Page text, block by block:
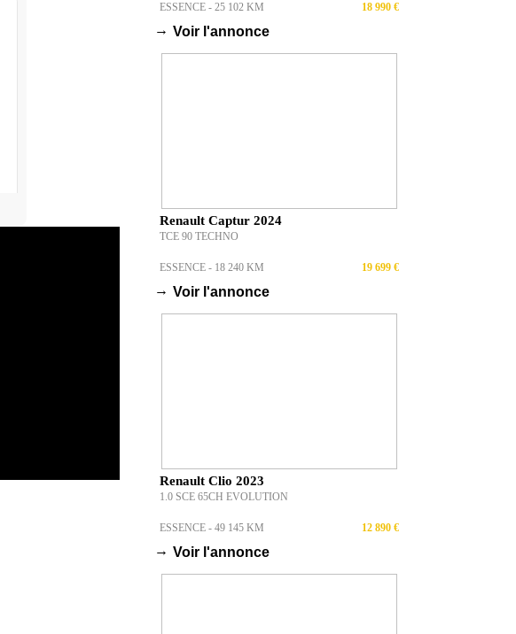
ESSENCE - 25 102 KM 18 990 €
→ Voir l'annonce
Renault Captur 2024
TCE 90 TECHNO
ESSENCE - 18 240 KM 19 699 €
→ Voir l'annonce
Renault Clio 2023
1.0 SCE 65CH EVOLUTION
ESSENCE - 49 145 KM 12 890 €
→ Voir l'annonce